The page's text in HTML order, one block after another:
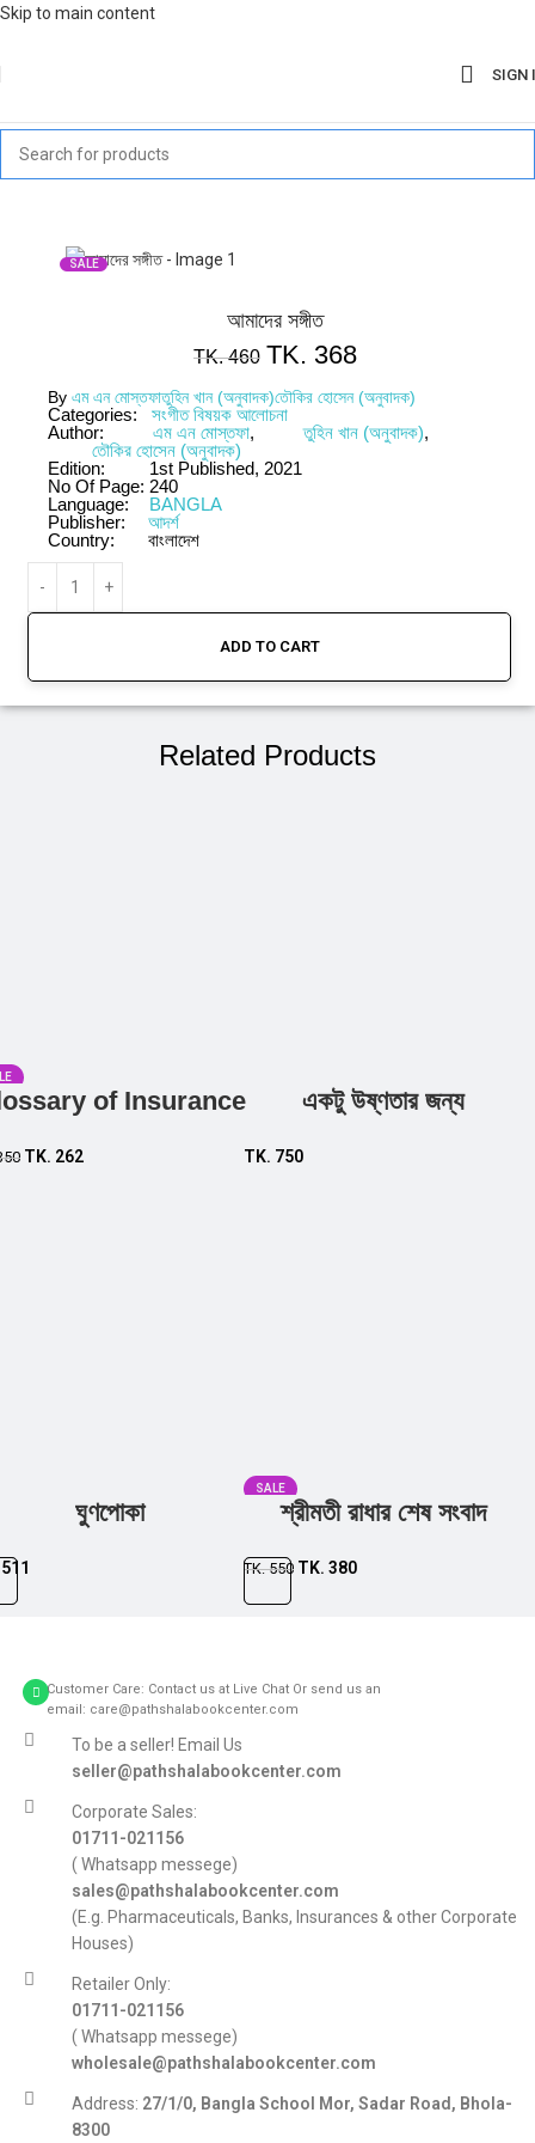
Skip to main content
SIGN
SALE
আমাদের সঙ্গীত
TK.460 TK. 368
By এম এন মোস্তফাতুহিন খান (অনুবাদক)তৌকির হোসেন (অনুবাদক)
Categories:
সংগীত বিষয়ক আলোচনা
Author:
এম এন মোস্তফা, তুহিন খান (অনুবাদক),
তৌকির হোসেন (অনুবাদক)
Edition:
1st Published, 2021
No Of Page: 240
Language:
BANGLA
Publisher:
আদর্শ
Country:
বাংলাদেশ
ADD TO CART
Related Products
of Insurance
TK. 262
একটু উষ্ণতার জন্য
TK. 750
ঘুণপোকা
511
SALE
শ্রীমতী রাধার শেষ সংবাদ
TK.550 TK. 380
Customer Care: Contact us at Live Chat Or send us an
email: care@pathshalabookcenter.com
To be a seller! Email Us
seller@pathshalabookcenter.com
Corporate Sales:
01711-021156
( Whatsapp messege)
sales@pathshalabookcenter.com
(E.g. Pharmaceuticals, Banks, Insurances & other Corporate
Houses)
Retailer Only:
01711-021156
( Whatsapp messege)
wholesale@pathshalabookcenter.com
Address: 27/1/0, Bangla School Mor, Sadar Road, Bhola-
8300